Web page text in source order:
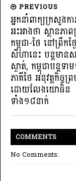
PREVIOUS
អ្នកនាំពាក្យក្រសួងក
អះអាងថា ស្ថានភា
កម្ពុជា-ថៃ នៅព្រឹក
សីហានេះ បន្តមាន
ស្ងាត់, កម្ពុជាបន្តទា
ភាគីថៃ អនុវត្តកិច្ចព្
ដោយលែងយោធិន
ទាំង១៨នាក់
COMMENTS
No Comments: